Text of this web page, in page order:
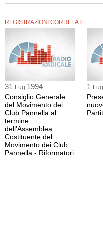
REGISTRAZIONI CORRELATE
31 Lug 1994
Consiglio Generale
del Movimento dei
Club Pannella al
termine
dell'Assemblea
Costituente del
Movimento dei Club
Pannella - Riformatori
1 Lug